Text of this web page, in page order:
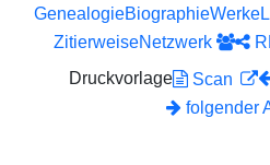
GenealogieBiographieWerke
ZitierweiseNetzwerk
Druckvorlage
Scan
folgender